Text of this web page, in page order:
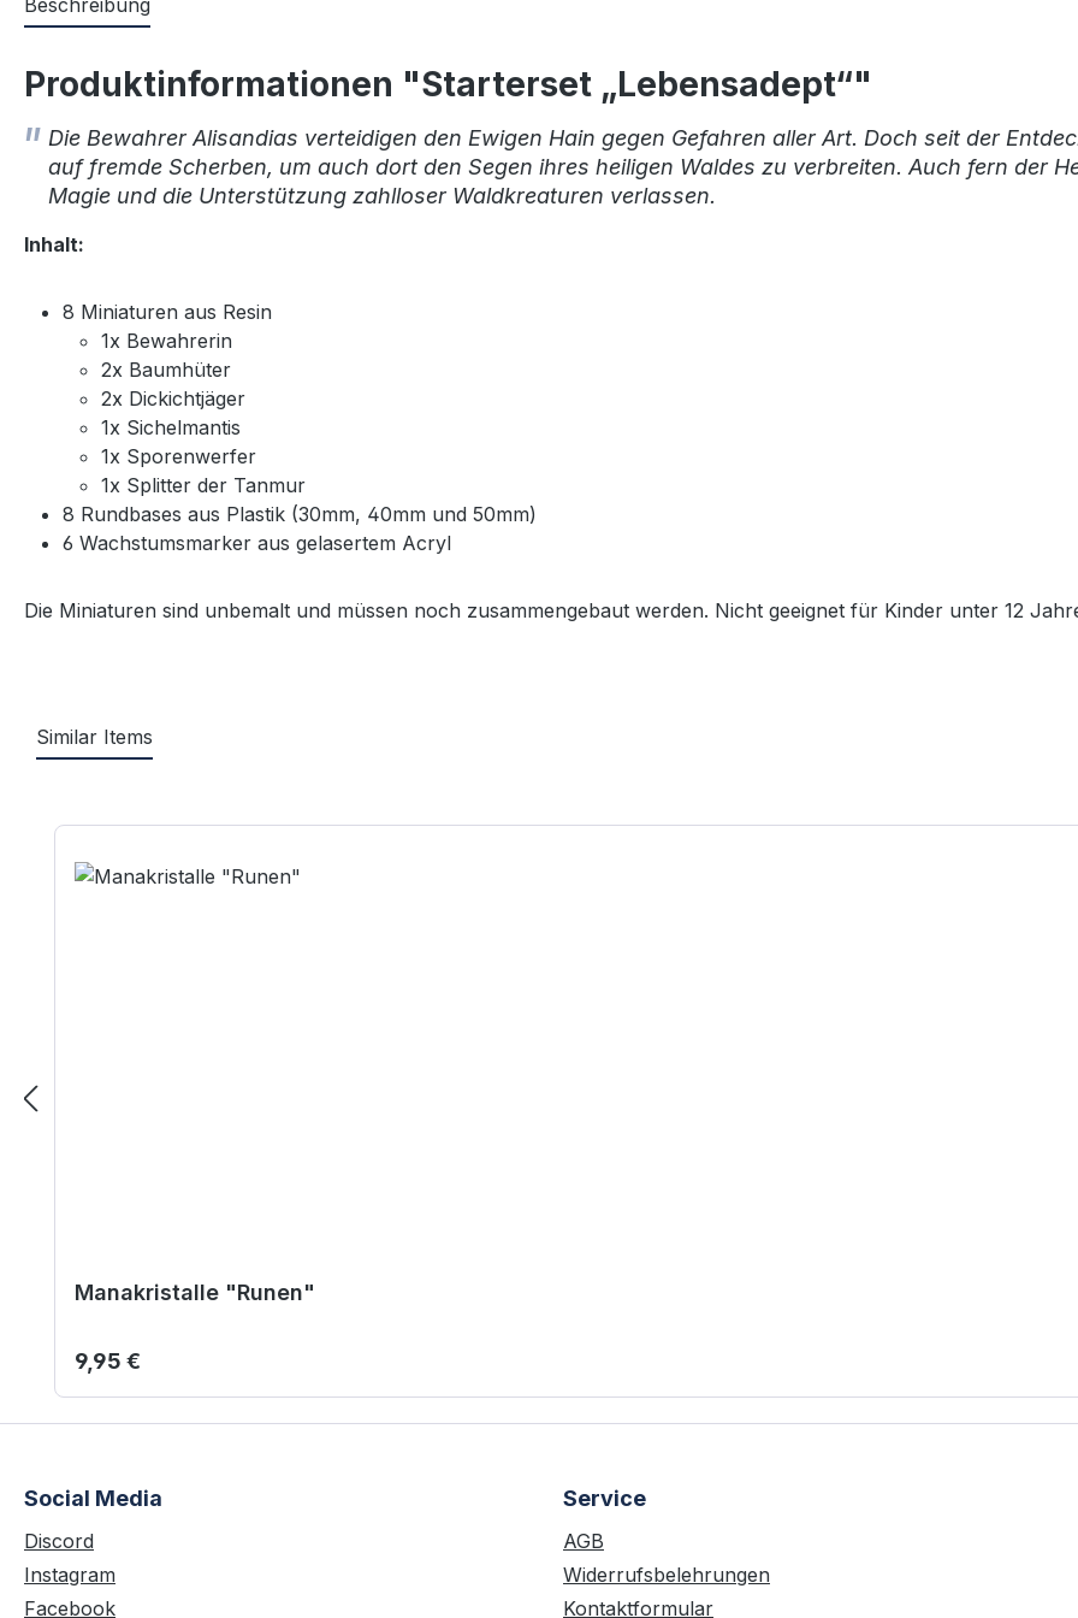
Beschreibung
Produktinformationen "Starterset „Lebensadept“"
Die Bewahrer Alisandias verteidigen den Ewigen Hain gegen Gefahren aller Art. Doch seit der
auf fremde Scherben, um auch dort den Segen ihres heiligen Waldes zu verbreiten. Auch fern der
Magie und die Unterstützung zahlloser Waldkreaturen verlassen.
Inhalt:
8 Miniaturen aus Resin
1x Bewahrerin
2x Baumhüter
2x Dickichtjäger
1x Sichelmantis
1x Sporenwerfer
1x Splitter der Tanmur
8 Rundbases aus Plastik (30mm, 40mm und 50mm)
6 Wachstumsmarker aus gelasertem Acryl
Die Miniaturen sind unbemalt und müssen noch zusammengebaut werden. Nicht geeignet für Kinder unter 12
Similar Items
Manakristalle "Runen"
Regulärer Preis:
9,95 €
Social Media
Discord
Instagram
Facebook
Service
AGB
Widerrufsbelehrungen
Kontaktformular